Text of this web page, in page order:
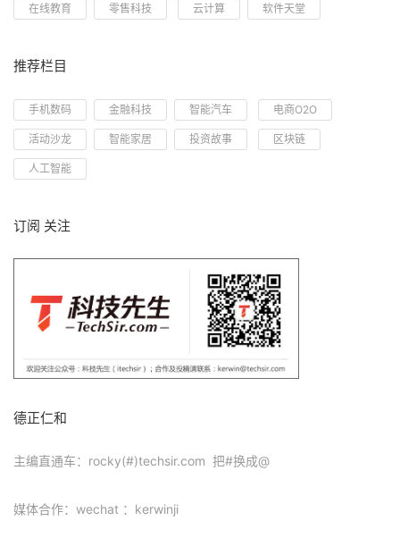
在线教育 零售科技 云计算 软件天堂
推荐栏目
手机数码 金融科技 智能汽车 电商O2O
活动沙龙 智能家居 投资故事 区块链
人工智能
订阅 关注
德正仁和
主编直通车：rocky(#)techsir.com 把#换成@
媒体合作：wechat ：kerwinji